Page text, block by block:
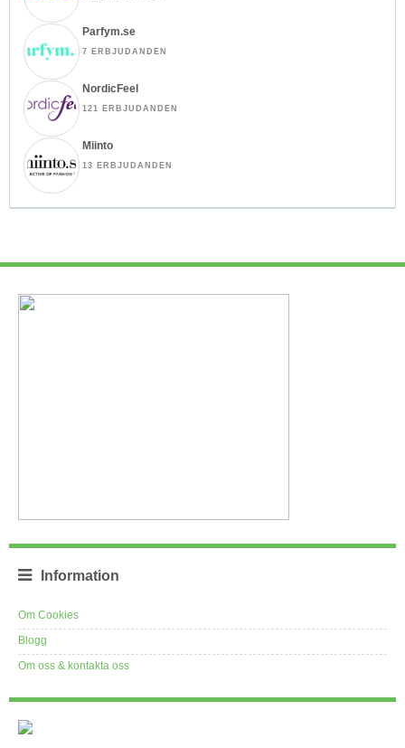
Parfym.se
7 ERBJUDANDEN
NordicFeel
121 ERBJUDANDEN
Miinto
13 ERBJUDANDEN
Information
Om Cookies
Blogg
Om oss & kontakta oss